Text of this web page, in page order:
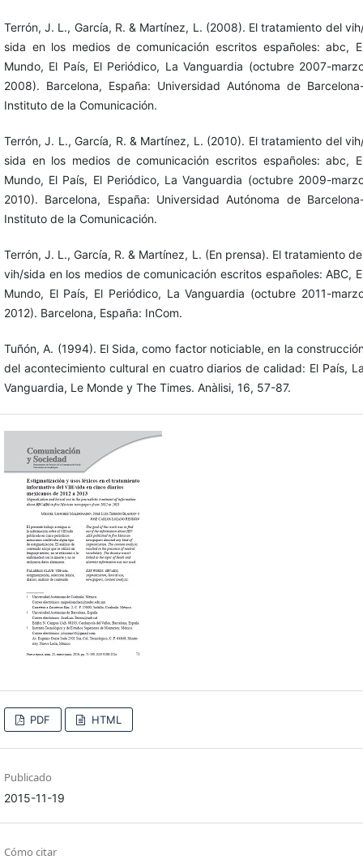
Terrón, J. L., García, R. & Martínez, L. (2008). El tratamiento del
sida en los medios de comunicación escritos españoles: abc,
Mundo, El País, El Periódico, La Vanguardia (octubre 2007-
2008). Barcelona, España: Universidad Autónoma de
Instituto de la Comunicación.
Terrón, J. L., García, R. & Martínez, L. (2010). El tratamiento del
sida en los medios de comunicación escritos españoles: abc,
Mundo, El País, El Periódico, La Vanguardia (octubre 2009-
2010). Barcelona, España: Universidad Autónoma de
Instituto de la Comunicación.
Terrón, J. L., García, R. & Martínez, L. (En prensa). El tratamiento
vih/sida en los medios de comunicación escritos españoles: ABC,
Mundo, El País, El Periódico, La Vanguardia (octubre 2011-
2012). Barcelona, España: InCom.
Tuñón, A. (1994). El Sida, como factor noticiable, en la
del acontecimiento cultural en cuatro diarios de calidad: El País,
Vanguardia, Le Monde y The Times. Anàlisi, 16, 57-87.
PDF HTML
Publicado
2015-11-19
Cómo citar